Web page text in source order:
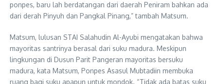
ponpes, baru lah berdatangan dari daerah Peniram bahkan ada
dari derah Pinyuh dan Pangkal Pinang,” tambah Matsum.
Matsum, lulusan STAI Salahudin Al-Ayubi mengatakan bahwa
mayoritas santrinya berasal dari suku madura. Meskipun
lingkungan di Dusun Parit Pangeran mayoritas bersuku
madura, kata Matsum, Ponpes Asasul Mubtadiin membuka
ruang bagi suku apapun untuk mondok. “Tidak ada batas suku